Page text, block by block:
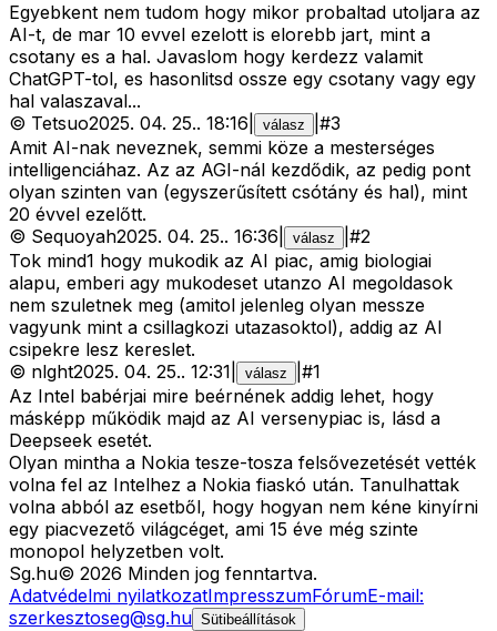
Egyebkent nem tudom hogy mikor probaltad utoljara az
AI-t, de mar 10 evvel ezelott is elorebb jart, mint a
csotany es a hal. Javaslom hogy kerdezz valamit
ChatGPT-tol, es hasonlitsd ossze egy csotany vagy egy
hal valaszaval...
© Tetsuo2025. 04. 25.. 18:16 válasz #3
Amit AI-nak neveznek, semmi köze a mesterséges
intelligenciáhaz. Az az AGI-nál kezdődik, az pedig pont
olyan szinten van (egyszerűsített csótány és hal), mint
20 évvel ezelőtt.
© Sequoyah2025. 04. 25.. 16:36 válasz #2
Tok mind1 hogy mukodik az AI piac, amig biologiai
alapu, emberi agy mukodeset utanzo AI megoldasok
nem szuletnek meg (amitol jelenleg olyan messze
vagyunk mint a csillagkozi utazasoktol), addig az AI
csipekre lesz kereslet.
© nlght2025. 04. 25.. 12:31 válasz #1
Az Intel babérjai mire beérnének addig lehet, hogy
másképp működik majd az AI versenypiac is, lásd a
Deepseek esetét.
Olyan mintha a Nokia tesze-tosza felsővezetését vették
volna fel az Intelhez a Nokia fiaskó után. Tanulhattak
volna abból az esetből, hogy hogyan nem kéne kinyírni
egy piacvezető világcéget, ami 15 éve még szinte
monopol helyzetben volt.
Sg.hu© 2026 Minden jog fenntartva.
Adatvédelmi nyilatkozatImpresszumFórumE-mail:
szerkesztoseg@sg.hu Sütibeállítások